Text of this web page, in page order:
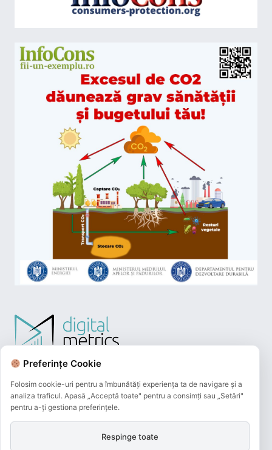
Preferințe Cookie
Folosim cookie-uri pentru a îmbunătăți experiența ta de navigare și a
analiza traficul. Apasă „Acceptă toate" pentru a consimți sau „Setări"
pentru a-ți gestiona preferințele.
Respinge toate